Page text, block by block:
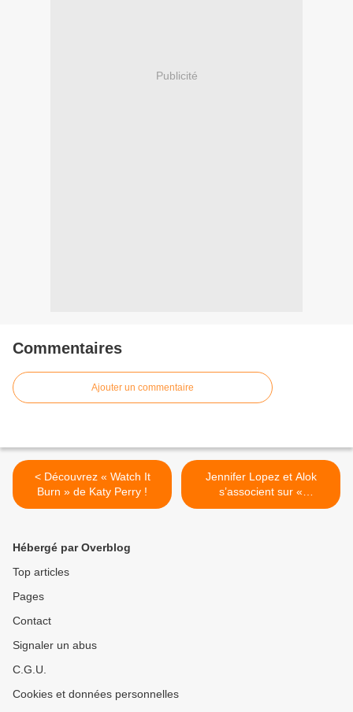
Publicité
Commentaires
Ajouter un commentaire
< Découvrez « Watch It
Burn » de Katy Perry !
Jennifer Lopez et Alok
s’associent sur «
Everything’s Fine » ! >
Hébergé par Overblog
Top articles
Pages
Contact
Signaler un abus
C.G.U.
Cookies et données personnelles